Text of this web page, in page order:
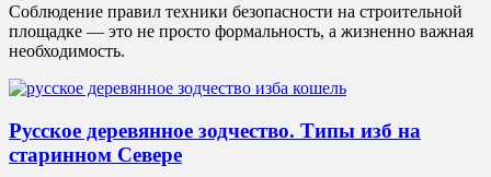
Соблюдение правил техники безопасности на строительной
площадке — это не просто формальность, а жизненно важная
необходимость.
Русское деревянное зодчество. Типы изб на
старинном Севере